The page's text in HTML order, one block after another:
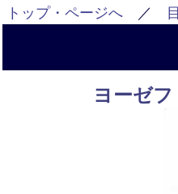
トップ・ページへ ／
ヨーゼ